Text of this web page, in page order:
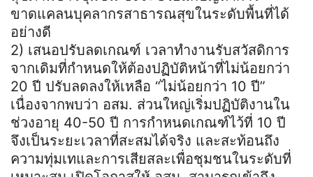
ขาดแคลนบุคลากรสาธารณสุขในระดับพื้นที่ได้
อย่างดี
2) เสนอปรับลดเกณฑ์ เวลาทำงานรับสวัสดิการ
จากเดิมที่กำหนดให้ต้องปฏิบัติหน้าที่ไม่น้อยกว่า
20 ปี ปรับลดลงให้เหลือ “ไม่น้อยกว่า 10 ปี”
เนื่องจากพบว่า อสม. ส่วนใหญ่เริ่มปฏิบัติงานใน
ช่วงอายุ 40-50 ปี การกำหนดเกณฑ์ไว้ที่ 10 ปี
จึงเป็นระยะเวลาที่สะสมได้จริง และสะท้อนถึง
ความทุ่มเทและการเสียสละเพื่อชุมชนในระดับที่